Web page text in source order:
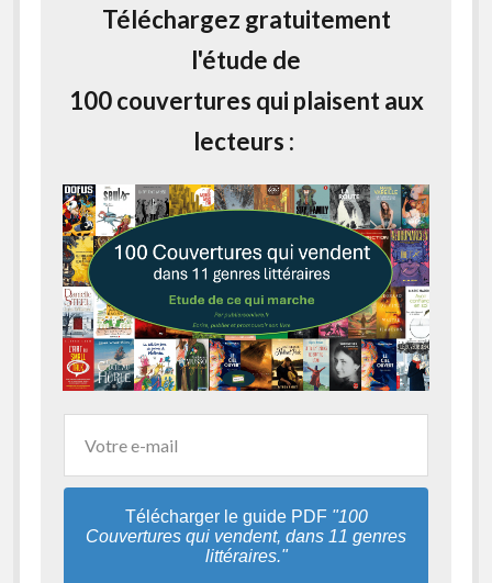
Téléchargez gratuitement
l'étude de
100 couvertures qui plaisent aux
lecteurs :
Télécharger le guide PDF "100
Couvertures qui vendent, dans 11 genres
littéraires."